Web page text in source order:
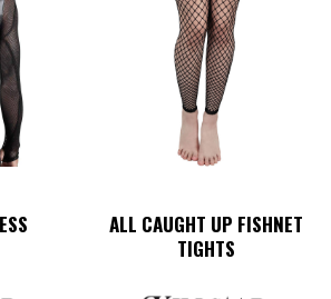
ALL CAUGHT UP FISHNET
TIGHTS